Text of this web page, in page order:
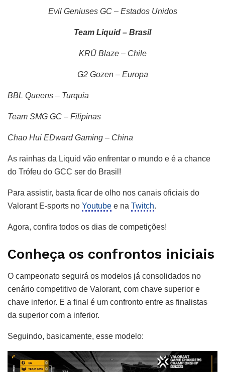
Evil Geniuses GC – Estados Unidos
Team Liquid – Brasil
KRÜ Blaze – Chile
G2 Gozen – Europa
BBL Queens – Turquia
Team SMG GC – Filipinas
Chao Hui EDward Gaming – China
As rainhas da Liquid vão enfrentar o mundo e é a chance
do Trófeu do GCC ser do Brasil!
Para assistir, basta ficar de olho nos canais oficiais do
Valorant E-sports no Youtube e na Twitch.
Agora, confira todos os dias de competições!
Conheça os confrontos iniciais
O campeonato seguirá os modelos já consolidados no
cenário competitivo de Valorant, com chave superior e
chave inferior. E a final é um confronto entre as finalistas
da superior com a inferior.
Seguindo, basicamente, esse modelo: